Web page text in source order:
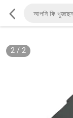
2/ 2